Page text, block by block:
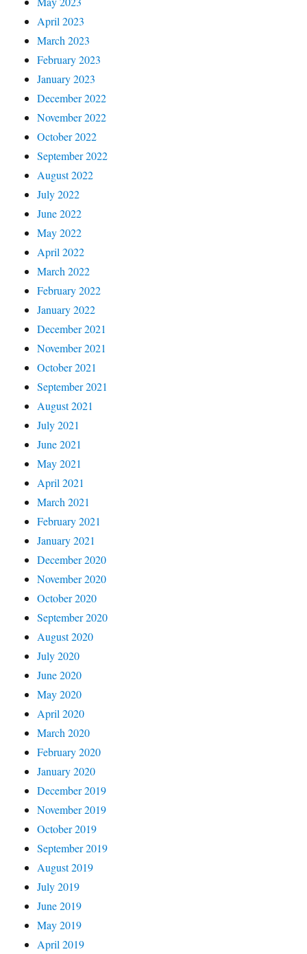
April 2023
March 2023
February 2023
January 2023
December 2022
November 2022
October 2022
September 2022
August 2022
July 2022
June 2022
May 2022
April 2022
March 2022
February 2022
January 2022
December 2021
November 2021
October 2021
September 2021
August 2021
July 2021
June 2021
May 2021
April 2021
March 2021
February 2021
January 2021
December 2020
November 2020
October 2020
September 2020
August 2020
July 2020
June 2020
May 2020
April 2020
March 2020
February 2020
January 2020
December 2019
November 2019
October 2019
September 2019
August 2019
July 2019
June 2019
May 2019
April 2019